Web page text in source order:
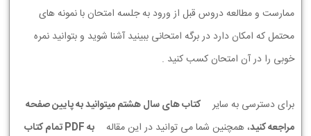
ممارست و مطالعه دروس قبل از ورود به جلسه امتحان با نمونه های
محتمل که امکان دارد در برگه امتحانی ببینید آشنا شوید و بتوانید نمره
خوبی را در آن امتحان کسب کنید .
برای دسترسی به سایر
کتاب های سال هشتم میتوانید به پایین صفحه
مراجعه کنید، همچنین شما می توانید در این مقاله
به PDF تمام کتاب